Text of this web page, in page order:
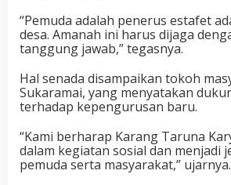
“Pemuda adalah penerus estafet
desa. Amanah ini harus dijaga
tanggung jawab,” tegasnya.
Hal senada disampaikan tokoh
Sukaramai, yang menyatakan
terhadap kepengurusan baru.
“Kami berharap Karang Taruna
dalam kegiatan sosial dan menjadi
pemuda serta masyarakat,” ujarnya.